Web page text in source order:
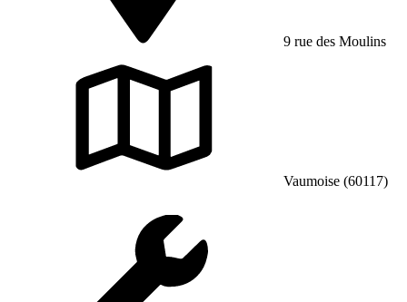
9 rue des Moulins
Vaumoise (60117)